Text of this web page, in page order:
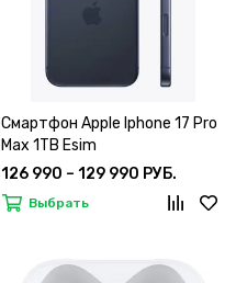
Смартфон Apple Iphone 17 Pro
Max 1TB Esim
126 990 – 129 990 РУБ.
Выбрать